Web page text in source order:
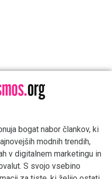
bogat nabor člankov, ki
modnih trendih,
v digitalnem marketingu in
S svojo vsebino